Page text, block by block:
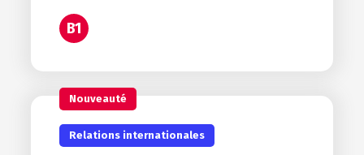
B1
Nouveauté
Relations internationales